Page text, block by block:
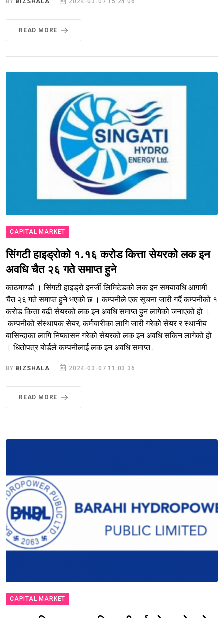
READ MORE
CAPITAL MARKET
सिंगटी हाइड्रोको १.१६ करोड कित्ता सेयरको लक इन
अवधि चैत २६ गते समाप्त हुने
काठमाण्डौ । सिंगटी हाइड्रो इनर्जी लिमिटेडको लक इन समयावधि आगामी
चैत २६ गते समाप्त हुने भएको छ । कम्पनीले एक सूचना जारी गर्दै कम्पनीको १
करोड कित्ता बढी सेयरको लक इन अवधि समाप्त हुन लागेको जनाएको हो ।
कम्पनीको संस्थापक सेयर, कर्मचारीका लागि जारी गरेको सेयर र स्थानीय
बासिन्दाका लागि निष्कासन गरेको सेयरको लक इन अवधि सकिन लागेको हो
। धितोपत्र बोर्डले कम्पनीलाई लक इन अवधि समाप्त...
BY BIZSHALA 2024-03-07 11:03:36
READ MORE
CAPITAL MARKET